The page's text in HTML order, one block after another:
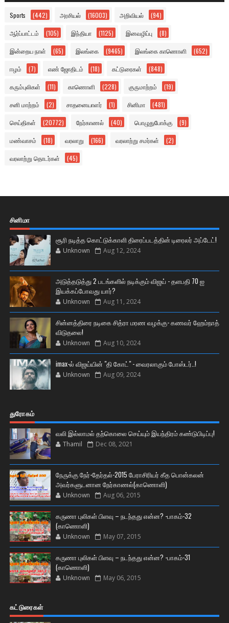
Sports (442) அரசியல் (16003) அறிவியல் (94)
ஆர்ப்பாட்டம் (105) இந்தியா (1125) இனவழிப்பு (8)
இன்றைய நாள் (65) இலங்கை (9465) இலங்கை காணொளி (652)
ஈழம் (7) எண் ஜோதிடம் (18) கட்டுரைகள் (848)
கரும்புலிகள் (11) காணொளி (228) குருமாற்றம் (19)
சனி மாற்றம் (2) சாதனையாளர் (1) சினிமா (481)
செய்திகள் (20772) நேர்காணல் (40) பொழுதுபோக்கு (9)
மண்வாசம் (18) வரலாறு (166) வரலாற்று சமர்கள் (2)
வரலாற்று தொடர்கள் (45)
சினிமா
சூரி நடித்த கொட்டுக்காளி திரைப்படத்தின் டிரைலர் அப்டேட்!
Unknown Aug 12, 2024
அடுத்தடுத்து 2 படங்களில் நடிக்கும் விஜய் - தளபதி 70 ஐ
இயக்கப்போவது யார்?
Unknown Aug 11, 2024
சின்னத்திரை நடிகை சித்ரா மரண வழக்கு- கணவர் ஹேம்நாத்
விடுதலை!
Unknown Aug 10, 2024
imax-ல் விஜய்யின் "தி கோட்" - வைரலாகும் போஸ்டர்..!
Unknown Aug 09, 2024
துரோகம்
வலி இல்லாமல் தற்கொலை செய்யும் இயந்திரம் கண்டுபிடிப்பு!
Thamil Dec 08, 2021
நேருக்கு நேர்-தேர்தல்-2015 பேராசிரியர் கீத பொன்கலன்
அவர்களுடனான நேர்காணல்(காணொளி)
Unknown Aug 06, 2015
கருணா புலிகள் பிளவு – நடந்தது என்ன? -பாகம்-32
(காணொளி)
Unknown May 07, 2015
கருணா புலிகள் பிளவு – நடந்தது என்ன? -பாகம்-31
(காணொளி)
Unknown May 06, 2015
கட்டுரைகள்